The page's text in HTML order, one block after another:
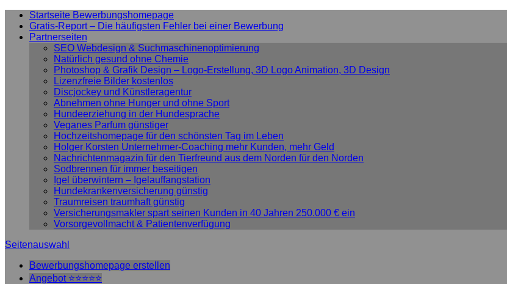
Startseite Bewerbungshomepage
Gratis-Report – Die häufigsten Fehler bei einer Bewerbung
Partnerseiten
SEO Webdesign & Suchmaschinenoptimierung
Natürlich gesund ohne Chemie
Photoshop & Grafik Design – Logo-Erstellung, 3D Logo Animation, 3D Design
Lizenzfreie Bilder kostenlos
Discjockey und Künstleragentur
Abnehmen ohne Hunger und ohne Sport
Hundeerziehung in der Hundesprache
Veganes Parfum günstiger
Hochzeitshomepage für den schönsten Tag im Leben
Holger Korsten Unternehmer-Coaching mehr Kunden, mehr Geld
Nachrichtenmagazin für den Tierfreund aus dem Norden für den Norden
Sodbrennen für immer beseitigen
Igel überwintern – Igelauffangstation
Hundekrankenversicherung günstig
Traumreisen traumhaft günstig
Versicherungsmakler spart seinen Kunden in 40 Jahren 250.000 € ein
Vorsorgevollmacht & Patientenverfügung
Seitenauswahl
Bewerbungshomepage erstellen
Angebot ⭐⭐⭐⭐⭐